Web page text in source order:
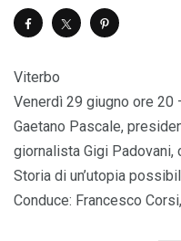
Viterbo
Venerdì 29 giugno ore 20
Gaetano Pascale,
giornalista Gigi Padovani,
Storia di un’utopia
Conduce: Francesco